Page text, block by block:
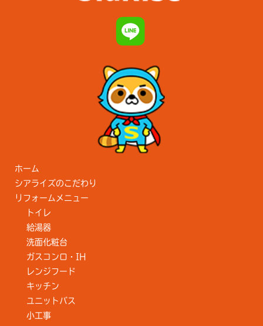
ホーム
シアライズのこだわり
リフォームメニュー
トイレ
給湯器
洗面化粧台
ガスコンロ・IH
レンジフード
キッチン
ユニットバス
小工事